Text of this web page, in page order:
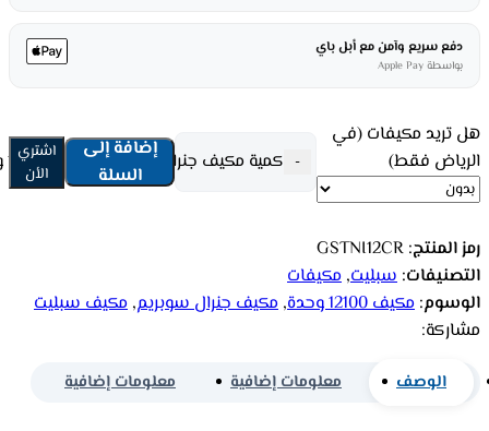
دفع سريع وآمن مع أبل باي
بواسطة Apple Pay
هل تريد مكيفات (في
الرياض فقط)
- كمية مكيف جنرال سوبريم سبليت 12100 وحدة - بارد GSTNI12CR
إضافة إلى
السلة
اشتري
الأن
رمز المنتج: GSTNI12CR
التصنيفات: سبليت, مكيفات
الوسوم: مكيف 12100 وحدة , مكيف جنرال سوبريم, مكيف سبليت
مشاركة:
الوصف معلومات إضافية معلومات إضافية